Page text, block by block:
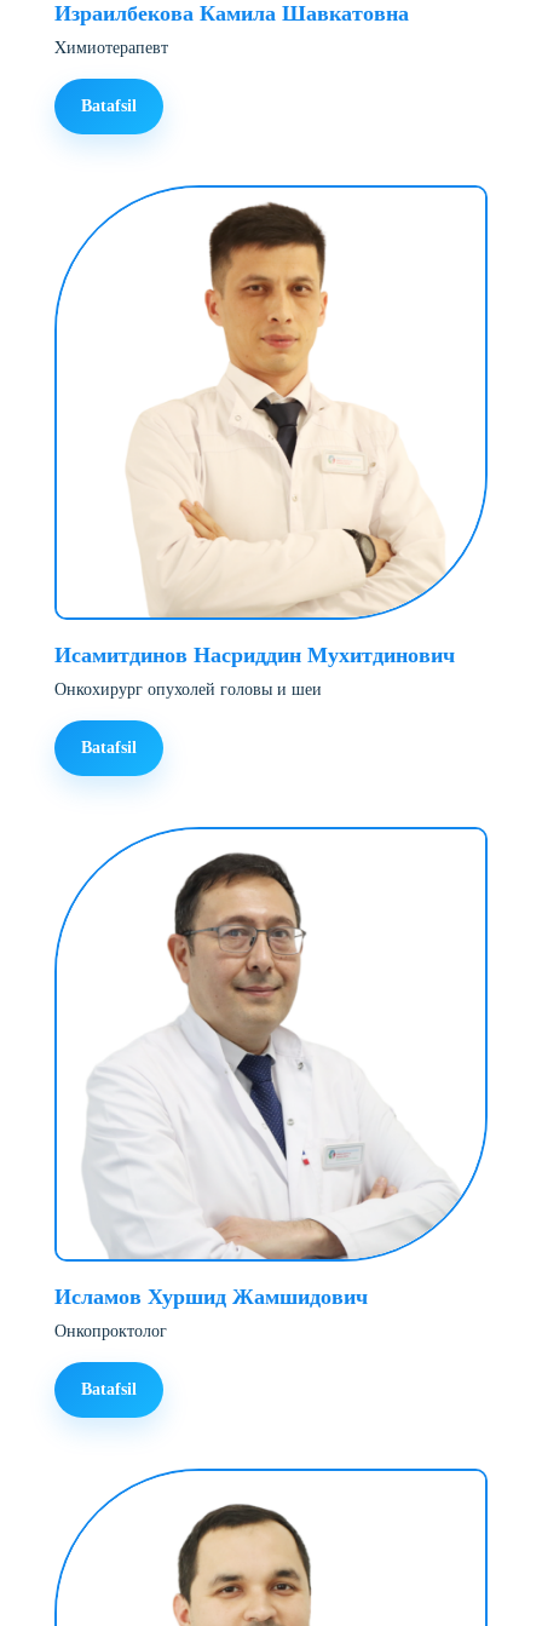
Израилбекова Камила Шавкатовна
Xимиотерапевт
Batafsil
Исамитдинов Насриддин Мухитдинович
Онкохирург опухолей головы и шеи
Batafsil
Исламов Хуршид Жамшидович
Онкопроктолог
Batafsil